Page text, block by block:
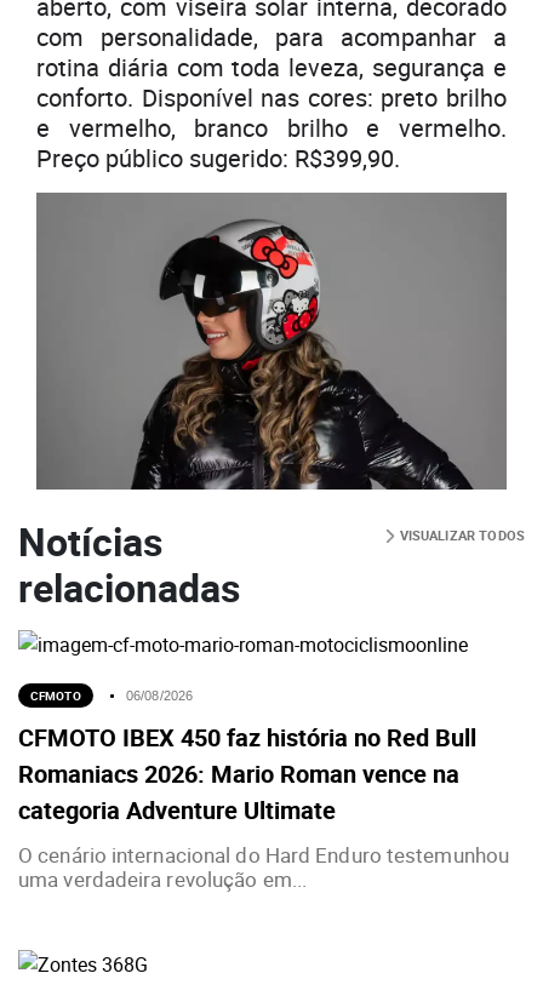
aberto, com viseira solar interna, decorado
com personalidade, para acompanhar a
rotina diária com toda leveza, segurança e
conforto. Disponível nas cores: preto brilho
e vermelho, branco brilho e vermelho.
Preço público sugerido: R$399,90.
Notícias
relacionadas
VISUALIZAR TODOS
CFMOTO 06/08/2026
CFMOTO IBEX 450 faz história no Red Bull
Romaniacs 2026: Mario Roman vence na
categoria Adventure Ultimate
O cenário internacional do Hard Enduro testemunhou
uma verdadeira revolução em...